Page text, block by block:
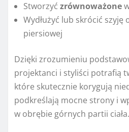
Stworzyć zrównoważone
Wydłużyć lub skrócić szyję
piersiowej
Dzięki zrozumieniu
projektanci i styliści potrafią
które skutecznie korygują
podkreślają mocne strony i
w obrębie górnych partii ciała.